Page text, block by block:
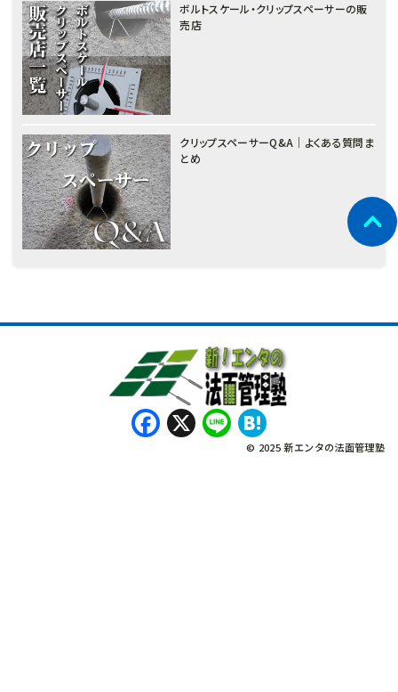
ボルトスケール・クリップスペーサーの販
売店
クリップスペーサーQ&A｜よくある質問ま
とめ
Facebook
X Line
© 2025 新エンタの法面管理塾